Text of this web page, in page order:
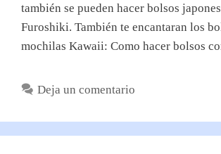
también se pueden hacer bolsos
Furoshiki. También te encantaran los
mochilas Kawaii: Como hacer bolsos
Deja un comentario